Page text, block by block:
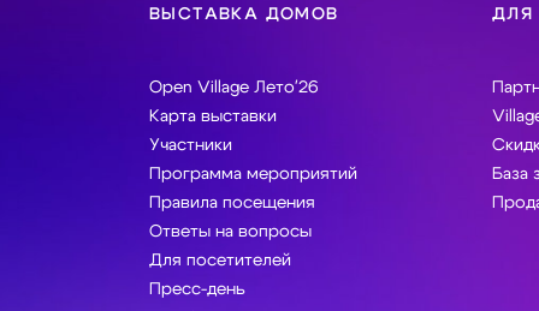
ВЫСТАВКА ДОМОВ
Open Village Лето'26
Карта выставки
Участники
Программа мероприятий
Правила посещения
Ответы на вопросы
Для посетителей
Пресс-день
ДЛЯ
База